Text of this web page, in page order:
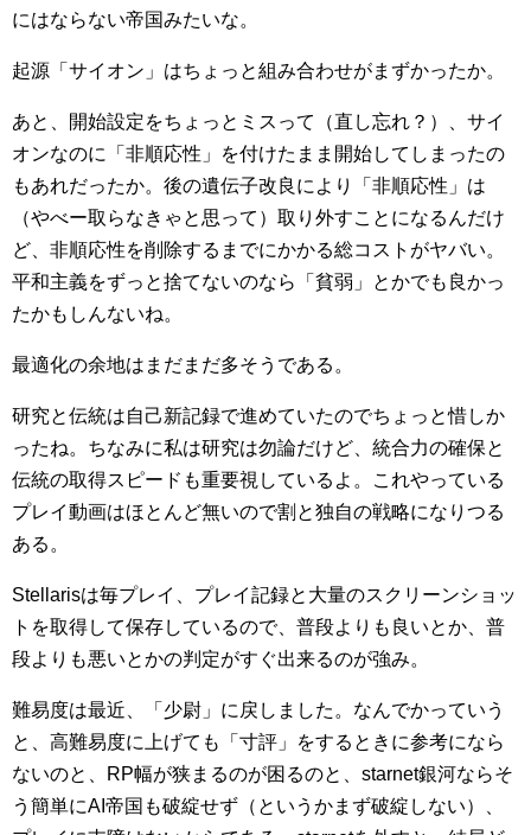
にはならない帝国みたいな。
起源「サイオン」はちょっと組み合わせがまずかったか。
あと、開始設定をちょっとミスって（直し忘れ？）、サイ
オンなのに「非順応性」を付けたまま開始してしまったの
もあれだったか。後の遺伝子改良により「非順応性」は
（やべー取らなきゃと思って）取り外すことになるんだけ
ど、非順応性を削除するまでにかかる総コストがヤバい。
平和主義をずっと捨てないのなら「貧弱」とかでも良かっ
たかもしんないね。
最適化の余地はまだまだ多そうである。
研究と伝統は自己新記録で進めていたのでちょっと惜しか
ったね。ちなみに私は研究は勿論だけど、統合力の確保と
伝統の取得スピードも重要視しているよ。これやっている
プレイ動画はほとんど無いので割と独自の戦略になりつる
ある。
Stellarisは毎プレイ、プレイ記録と大量のスクリーンショッ
トを取得して保存しているので、普段よりも良いとか、普
段よりも悪いとかの判定がすぐ出来るのが強み。
難易度は最近、「少尉」に戻しました。なんでかっていう
と、高難易度に上げても「寸評」をするときに参考になら
ないのと、RP幅が狭まるのが困るのと、starnet銀河ならそ
う簡単にAI帝国も破綻せず（というかまず破綻しない）、